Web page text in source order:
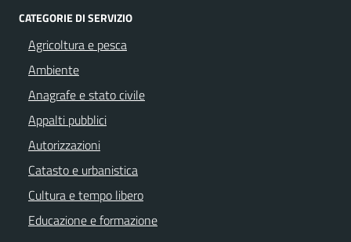
CATEGORIE DI SERVIZIO
Agricoltura e pesca
Ambiente
Anagrafe e stato civile
Appalti pubblici
Autorizzazioni
Catasto e urbanistica
Cultura e tempo libero
Educazione e formazione